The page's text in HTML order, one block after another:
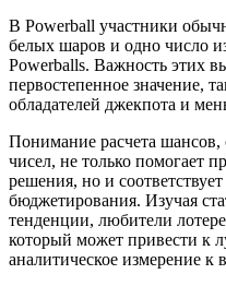
В Powerball участники
белых шаров и одно число
Powerballs. Важность этих
первостепенное значение,
обладателей джекпота и
Понимание расчета
чисел, не только помогает
решения, но и
бюджетирования. Изучая
тенденции, любители
который может привести к
аналитическое измерение к